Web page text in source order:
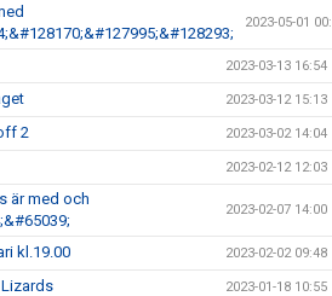
2023-05-01
2023-03-13 16:54
2023-03-12 15:13
2 2023-03-02 14:04
2023-02-12 12:03
är med och
2023-02-07 14:00
kl.19.00 2023-02-02 09:48
2023-01-18 10:55